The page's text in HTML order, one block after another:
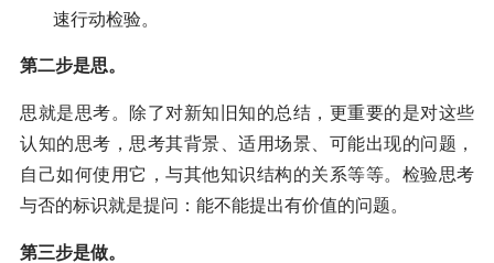
速行动检验。
第二步是思。
思就是思考。除了对新知旧知的总结，更重要的是对这些
认知的思考，思考其背景、适用场景、可能出现的问题，
自己如何使用它，与其他知识结构的关系等等。检验思考
与否的标识就是提问：能不能提出有价值的问题。
第三步是做。